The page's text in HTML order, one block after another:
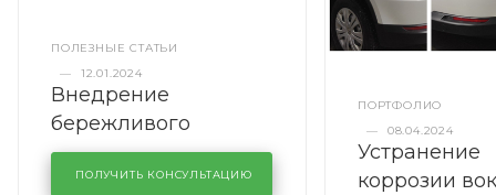
ПОЛЕЗНЫЕ СТАТЬИ
—
12.01.2024
Внедрение
бережливого
производства в
кузовном сервисе
ПОЛУЧИТЬ КОНСУЛЬТАЦИЮ
ПОРТФОЛИО
—
08.04.2024
Устранение
коррозии